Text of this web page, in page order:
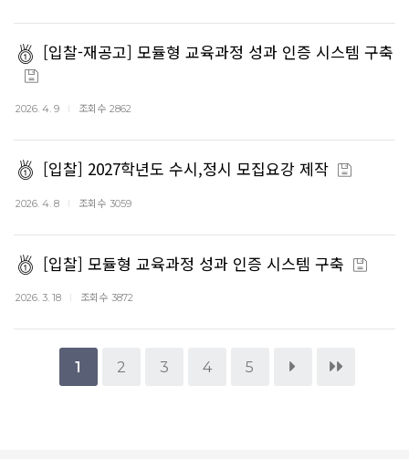
[입찰-재공고] 모듈형 교육과정 성과 인증 시스템 구축
2026. 4. 9 조회수 2862
[입찰] 2027학년도 수시,정시 모집요강 제작
2026. 4. 8 조회수 3059
[입찰] 모듈형 교육과정 성과 인증 시스템 구축
2026. 3. 18 조회수 3872
1 2 3 4 5